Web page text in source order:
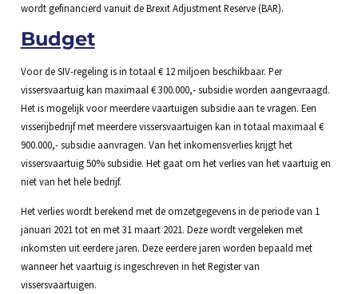
wordt gefinancierd vanuit de Brexit Adjustment Reserve (BAR).
Budget
Voor de SIV-regeling is in totaal € 12 miljoen beschikbaar. Per
vissersvaartuig kan maximaal € 300.000,- subsidie worden aangevraagd.
Het is mogelijk voor meerdere vaartuigen subsidie aan te vragen. Een
visserijbedrijf met meerdere vissersvaartuigen kan in totaal maximaal €
900.000,- subsidie aanvragen. Van het inkomensverlies krijgt het
vissersvaartuig 50% subsidie. Het gaat om het verlies van het vaartuig en
niet van het hele bedrijf.
Het verlies wordt berekend met de omzetgegevens in de periode van 1
januari 2021 tot en met 31 maart 2021. Deze wordt vergeleken met
inkomsten uit eerdere jaren. Deze eerdere jaren worden bepaald met
wanneer het vaartuig is ingeschreven in het Register van
vissersvaartuigen.